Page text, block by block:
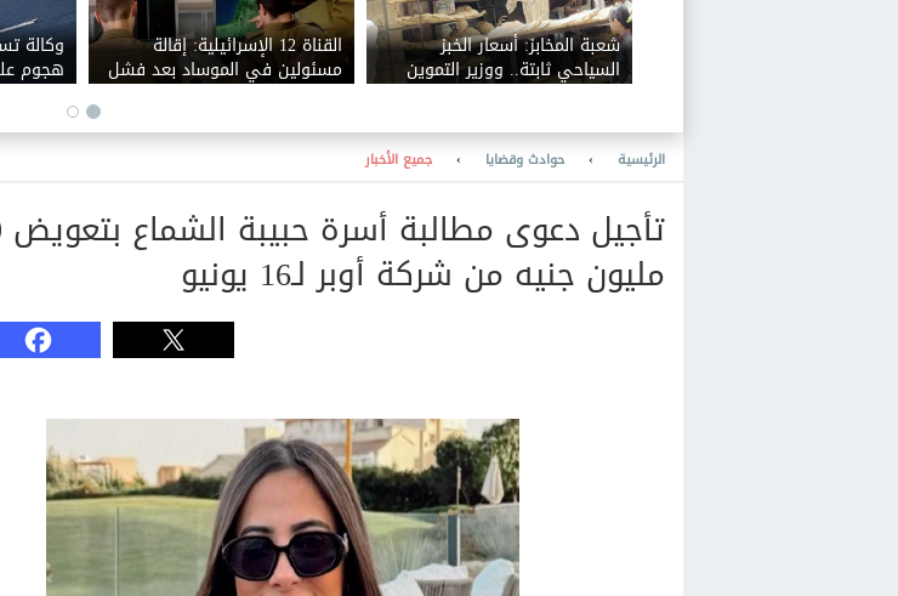
شعبة المخابز: أسعار الخبز
السياحي ثابتة.. ووزير التموين
رفض زيادة 12.5%
القناة 12 الإسرائيلية: إقالة
مسئولين في الموساد بعد فشل
خطة لإسقاط النظام الإيراني
وكالة
هجوم
مدخل
الرئيسية › حوادث وقضايا › جميع الأخبار
مليون جنيه من شركة أوبر لـ16 يونيو